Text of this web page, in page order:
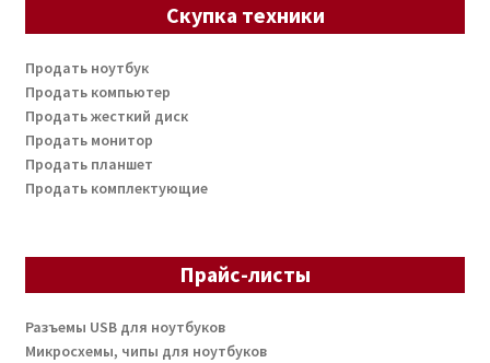
Скупка техники
Продать ноутбук
Продать компьютер
Продать жесткий диск
Продать монитор
Продать планшет
Продать комплектующие
Прайс-листы
Разъемы USB для ноутбуков
Микросхемы, чипы для ноутбуков